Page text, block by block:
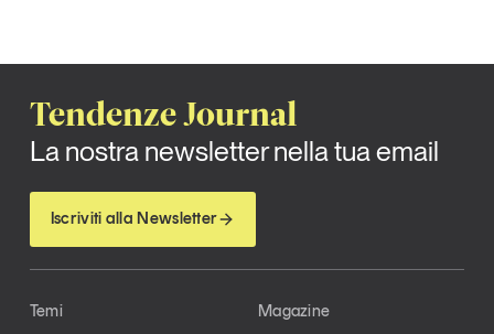
Tendenze Journal
La nostra newsletter nella tua email
Iscriviti alla Newsletter
Temi Magazine